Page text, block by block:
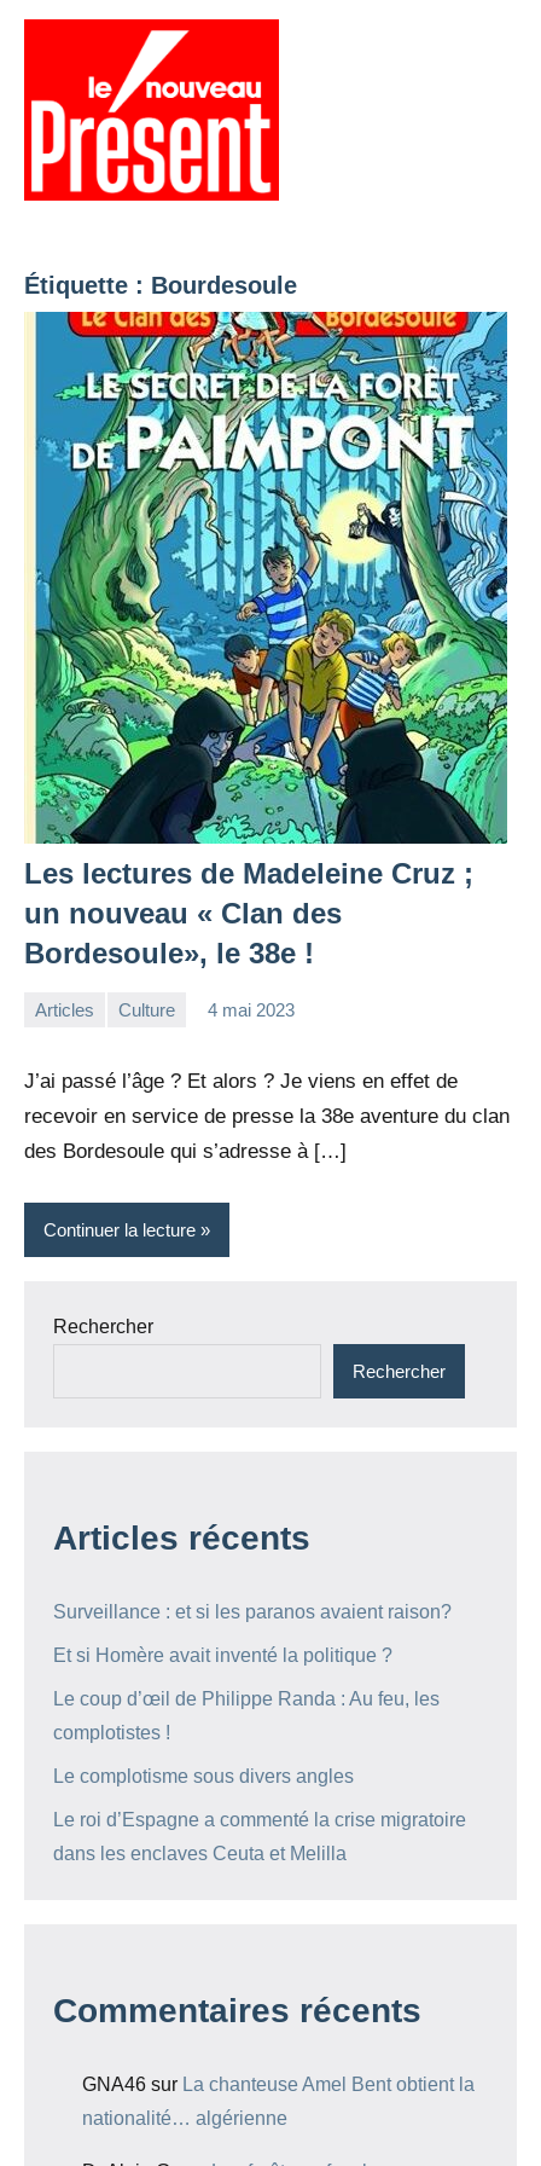
Aller
Étiquette : Bourdesoule
Les lectures de Madeleine Cruz ;
un nouveau « Clan des
Bordesoule», le 38e !
Articles Culture 4 mai 2023
J’ai passé l’âge ? Et alors ? Je viens en effet de
recevoir en service de presse la 38e aventure du clan
des Bordesoule qui s’adresse à […]
Continuer la lecture
Rechercher
Rechercher
Articles récents
Surveillance : et si les paranos avaient raison?
Et si Homère avait inventé la politique ?
Le coup d’œil de Philippe Randa : Au feu, les
complotistes !
Le complotisme sous divers angles
Le roi d’Espagne a commenté la crise migratoire
dans les enclaves Ceuta et Melilla
Commentaires récents
GNA46 sur La chanteuse Amel Bent obtient la
nationalité… algérienne